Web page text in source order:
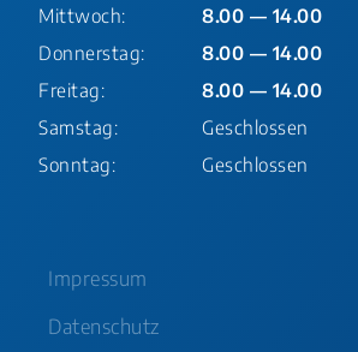
Mittwoch:
8.00 — 14.00
Donnerstag:
8.00 — 14.00
Freitag:
8.00 — 14.00
Samstag:
Geschlossen
Sonntag:
Geschlossen
Impressum
Datenschutz